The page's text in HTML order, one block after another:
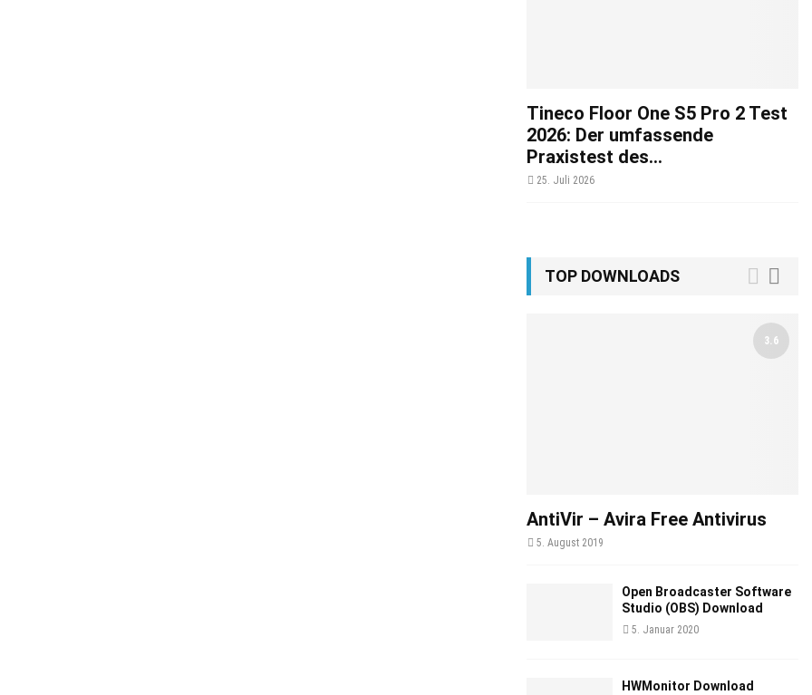
Tineco Floor One S5 Pro 2 Test
2026: Der umfassende
Praxistest des...
25. Juli 2026
TOP DOWNLOADS
AntiVir – Avira Free Antivirus
5. August 2019
3.6
Open Broadcaster Software
Studio (OBS) Download
5. Januar 2020
HWMonitor Download